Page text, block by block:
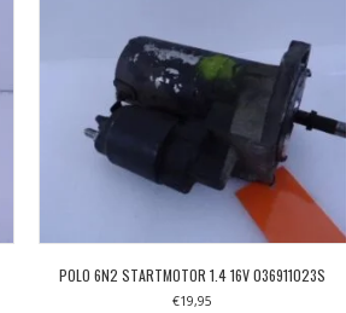
POLO 6N2 STARTMOTOR 1.4 16V 036911023S
€19,95